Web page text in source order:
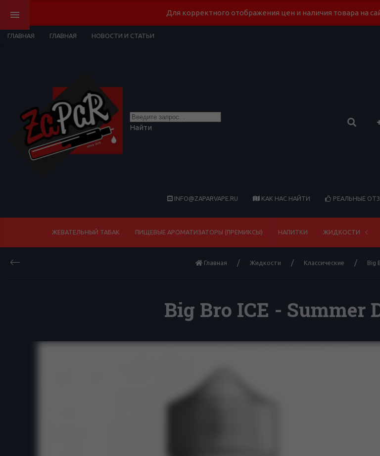
Для корректного отображения цен и наличия товара на
ГЛАВНАЯ ГЛАВНАЯ НОВОСТИ И СТАТЬИ
Найти
INFO@ZAPARVAPE.RU КАК НАС НАЙТИ РЕАЛЬНЫЕ
ЖЕВАТЕЛЬНЫЙ ТАБАК ПИЩЕВЫЕ АРОМАТИЗАТОРЫ (ПРЕМИКСЫ) НАПИТКИ ЖИДКОСТИ
Главная Жидкости Классические Big
Big Bro ICE - Summer